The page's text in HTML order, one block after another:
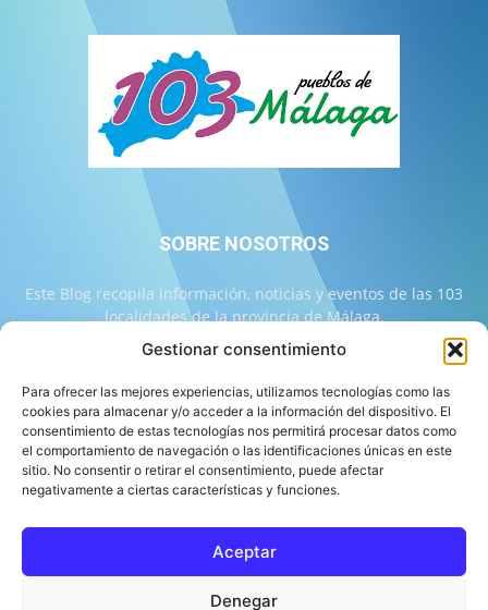
Gestionar consentimiento
Para ofrecer las mejores experiencias, utilizamos tecnologías como las
cookies para almacenar y/o acceder a la información del dispositivo. El
consentimiento de estas tecnologías nos permitirá procesar datos como
el comportamiento de navegación o las identificaciones únicas en este
sitio. No consentir o retirar el consentimiento, puede afectar
negativamente a ciertas características y funciones.
Aceptar
Denegar
SOBRE NOSOTROS
Este Blog recopila información, noticias y eventos de las 103
localidades de la provincia de Málaga.
Contáctanos:info@103malaga.com
SÍGUENOS
Equipo de 103 Málaga